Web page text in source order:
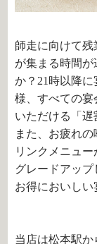
師走に向けて
が集まる時間
か？21時以降
様、すべての宴
いただける「遅
また、お疲れ
リンクメニュ
グレードアップ
お得においしい
当店は松本駅か